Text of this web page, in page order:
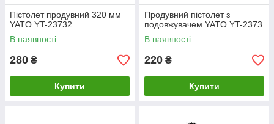
Пістолет продувний 320 мм
YATO YT-23732
В наявності
280 ₴
Купити
Продувний пістолет з
подовжувачем YATO YT-2373
В наявності
220 ₴
Купити